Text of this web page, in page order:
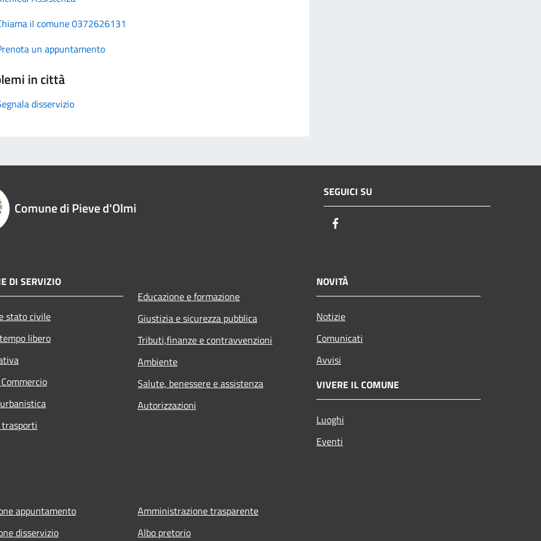
il comune 0372626131
un appuntamento
in città
disservizio
Comune di Pieve d'Olmi
SEGUICI SU
DI SERVIZIO
stato civile
libero
Educazione e formazione
Giustizia e sicurezza pubblica
Tributi,finanze e contravvenzioni
Ambiente
Salute, benessere e assistenza
Autorizzazioni
NOVITÀ
Notizie
Comunicati
Avvisi
VIVERE IL COMUNE
Luoghi
Eventi
appuntamento
disservizio
Amministrazione trasparente
Albo pretorio